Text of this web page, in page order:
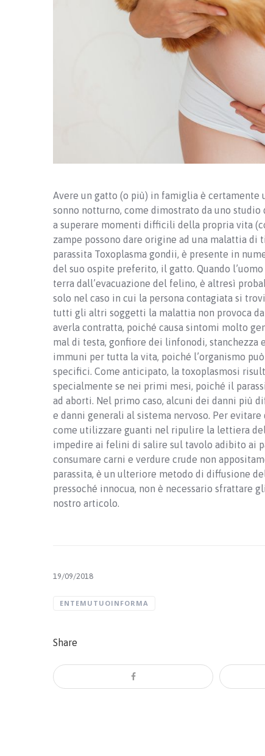
Avere un gatto (o più) in famiglia è certamente
sonno notturno, come dimostrato da uno
a superare momenti difficili della propria vita
zampe possono dare origine ad una malattia di
parassita Toxoplasma gondii, è presente in
del suo ospite preferito, il gatto. Quando
terra dall’evacuazione del felino, è altresì
solo nel caso in cui la persona contagiata si
tutti gli altri soggetti la malattia non provoca
averla contratta, poiché causa sintomi molto
mal di testa, gonfiore dei linfonodi,
immuni per tutta la vita, poiché l’organismo
specifici. Come anticipato, la toxoplasmosi
specialmente se nei primi mesi, poiché il
ad aborti. Nel primo caso, alcuni dei danni più
e danni generali al sistema nervoso. Per
come utilizzare guanti nel ripulire la lettiera
impedire ai felini di salire sul tavolo adibito ai
consumare carni e verdure crude non
parassita, è un ulteriore metodo di diffusione
pressoché innocua, non è necessario sfrattare
nostro articolo.
19/09/2018
ENTEMUTUOINFORMA
Share